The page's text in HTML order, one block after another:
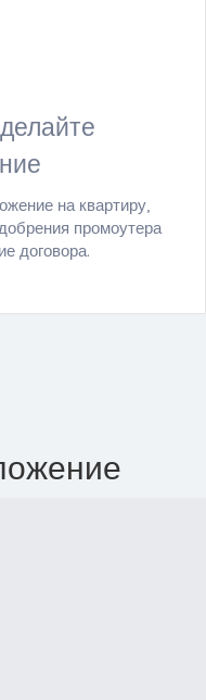
на квартиру,
промоутера
договора.